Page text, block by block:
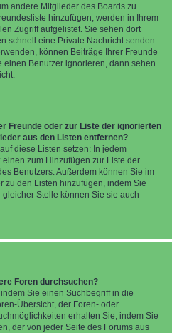
andere Mitglieder des Boards zu
hinzufügen, werden in Ihrem
Zugriff aufgelistet. Sie sehen dort
schnell eine Private Nachricht senden.
können Beiträge Ihrer Freunde
Benutzer ignorieren, dann sehen
Freunde oder zur Liste der ignorierten
aus den Listen entfernen?
diese Listen setzen: In jedem
zum Hinzufügen zur Liste der
Benutzers. Außerdem können Sie im
zu den Listen hinzufügen, indem Sie
Stelle können Sie sie auch
Foren durchsuchen?
Sie einen Suchbegriff in die
Übersicht, der Foren- oder
erhalten Sie, indem Sie
der von jeder Seite des Forums aus